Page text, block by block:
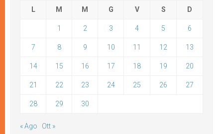
L M M G V S D
1 2 3 4 5 6
7 8 9 10 11 12 13
14 15 16 17 18 19 20
21 22 23 24 25 26 27
28 29 30
« Ago Ott »